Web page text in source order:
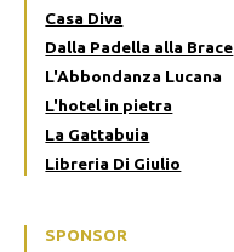
Casa Diva
Dalla Padella alla Brace
L'Abbondanza Lucana
L'hotel in pietra
La Gattabuia
Libreria Di Giulio
SPONSOR